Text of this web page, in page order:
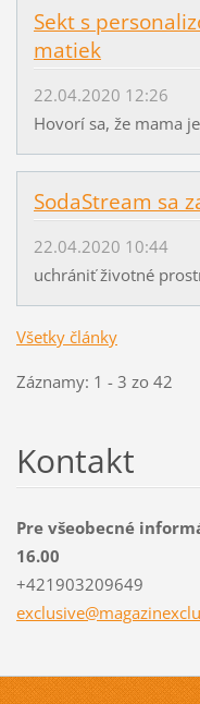
Sekt s
matiek
22.04.2020 12:26
Hovorí sa, že mama
SodaStream sa
22.04.2020 10:44
uchrániť životné
Všetky články
Záznamy: 1 - 3 zo 42
Kontakt
Pre všeobecné
16.00
+421903209649
exclusive@magazi